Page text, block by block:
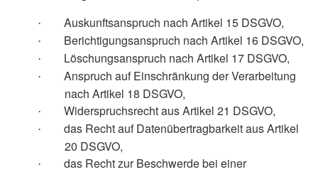
· Auskunftsanspruch nach Artikel 15 DSGVO,
· Berichtigungsanspruch nach Artikel 16 DSGVO,
· Löschungsanspruch nach Artikel 17 DSGVO,
·
Anspruch auf Einschränkung der Verarbeitung
nach Artikel 18 DSGVO,
· Widerspruchsrecht aus Artikel 21 DSGVO,
·
das Recht auf Datenübertragbarkeit aus Artikel
20 DSGVO,
·
das Recht zur Beschwerde bei einer